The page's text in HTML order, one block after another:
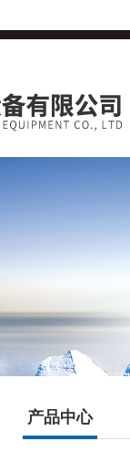
产品中心